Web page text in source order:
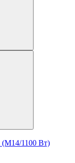
(М14/1100 Вт)